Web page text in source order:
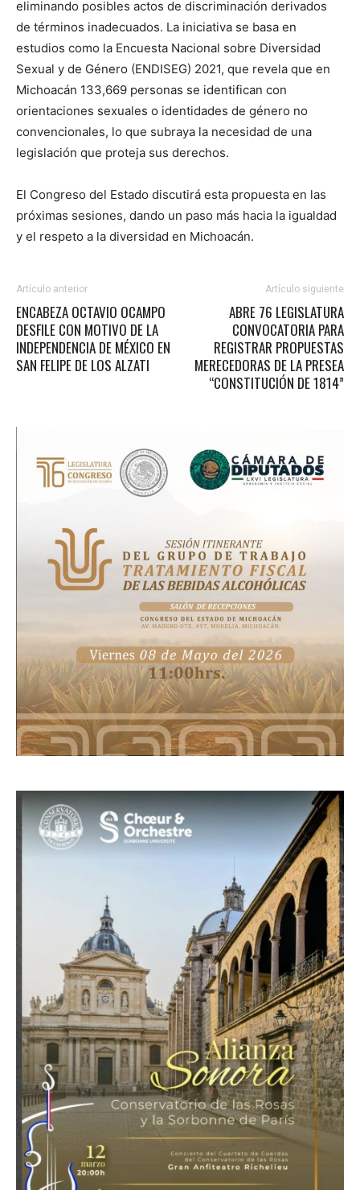
eliminando posibles actos de discriminación derivados
de términos inadecuados. La iniciativa se basa en
estudios como la Encuesta Nacional sobre Diversidad
Sexual y de Género (ENDISEG) 2021, que revela que en
Michoacán 133,669 personas se identifican con
orientaciones sexuales o identidades de género no
convencionales, lo que subraya la necesidad de una
legislación que proteja sus derechos.
El Congreso del Estado discutirá esta propuesta en las
próximas sesiones, dando un paso más hacia la igualdad
y el respeto a la diversidad en Michoacán.
Artículo anterior
ENCABEZA OCTAVIO OCAMPO
DESFILE CON MOTIVO DE LA
INDEPENDENCIA DE MÉXICO EN
SAN FELIPE DE LOS ALZATI
Artículo siguiente
ABRE 76 LEGISLATURA
CONVOCATORIA PARA
REGISTRAR PROPUESTAS
MERECEDORAS DE LA PRESEA
“CONSTITUCIÓN DE 1814”